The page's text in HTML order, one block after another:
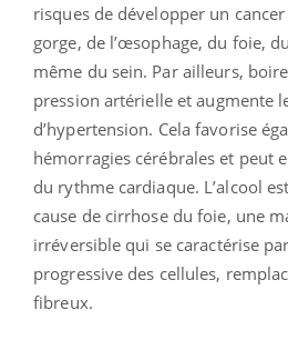
risques de développer un
gorge, de l’œsophage, du foie,
même du sein. Par ailleurs,
pression artérielle et augmente
d’hypertension. Cela favorise
hémorragies cérébrales et peut
du rythme cardiaque. L’alcool
cause de cirrhose du foie, une
irréversible qui se caractérise
progressive des cellules,
fibreux.